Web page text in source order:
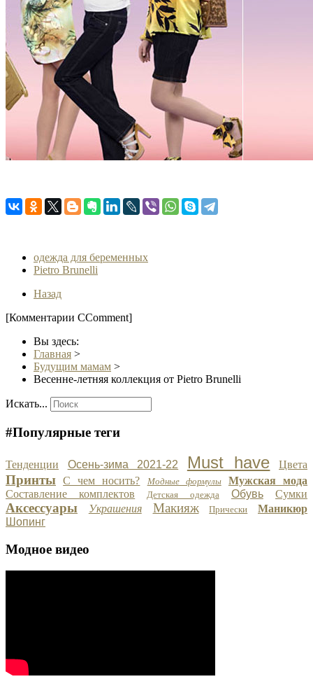
одежда для беременных
Pietro Brunelli
Назад
[Комментарии CComment]
Вы здесь:
Главная >
Будущим мамам >
Весенне-летняя коллекция от Pietro Brunelli
Искать...
#Популярные теги
Тенденции Осень-зима 2021-22 Must have Цвета
Принты С чем носить? Модные формулы
Мужская мода
Составление комплектов
Детская одежда Обувь Сумки
Аксессуары Украшения Макияж Прически
Маникюр
Шопинг
Модное видео